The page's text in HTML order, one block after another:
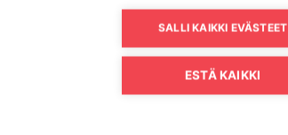
SALLI KAIKKI EVÄSTEET
ESTÄ KAIKKI